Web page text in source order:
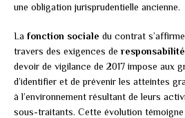
une obligation jurisprudentielle ancienne.
La fonction sociale du contrat
travers des exigences de
devoir de vigilance de 2017 impose aux
d’identifier et de prévenir les atteintes
à l’environnement résultant de leurs
sous-traitants. Cette évolution témoigne